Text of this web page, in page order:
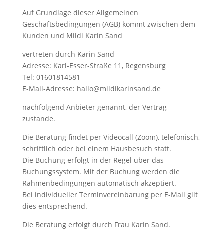
Auf Grundlage dieser Allgemeinen
Geschäftsbedingungen (AGB) kommt zwischen dem
Kunden und Mildi Karin Sand
vertreten durch Karin Sand
Adresse: Karl-Esser-Straße 11, Regensburg
Tel: 01601814581
E-Mail-Adresse: hallo@mildikarinsand.de
nachfolgend Anbieter genannt, der Vertrag
zustande.
Die Beratung findet per Videocall (Zoom), telefonisch,
schriftlich oder bei einem Hausbesuch statt.
Die Buchung erfolgt in der Regel über das
Buchungssystem. Mit der Buchung werden die
Rahmenbedingungen automatisch akzeptiert.
Bei individueller Terminvereinbarung per E-Mail gilt
dies entsprechend.
Die Beratung erfolgt durch Frau Karin Sand.